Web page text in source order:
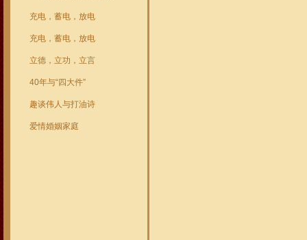
充电，蓄电，放电
充电，蓄电，放电
立德，立功，立言
40年与“四大件”
趣谈伟人与打油诗
爱情婚姻家庭